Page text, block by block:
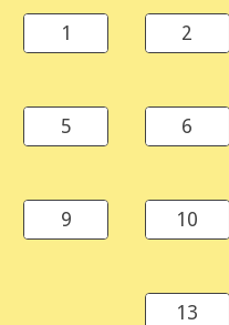
1 2
5 6
9 10
13